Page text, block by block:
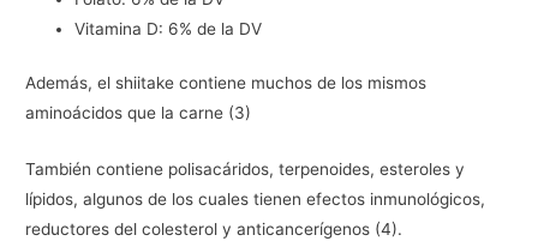
Vitamina D: 6% de la DV
Además, el shiitake contiene muchos de los mismos
aminoácidos que la carne (3)
También contiene polisacáridos, terpenoides, esteroles y
lípidos, algunos de los cuales tienen efectos inmunológicos,
reductores del colesterol y anticancerígenos (4).